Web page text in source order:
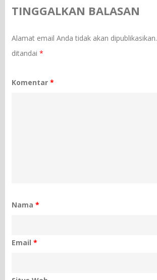
TINGGALKAN BALASAN
Alamat email Anda tidak akan dipublikasikan.
ditandai*
Komentar*
Nama*
Email*